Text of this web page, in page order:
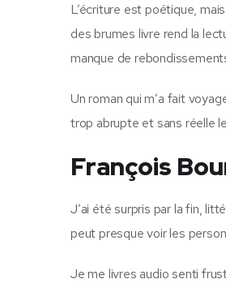
L’écriture est poétique,
des brumes livre rend la
manque de
Un roman qui m’a fait
trop abrupte et sans réelle
François
J’ai été surpris par la fin,
peut presque voir les
Je me livres audio senti